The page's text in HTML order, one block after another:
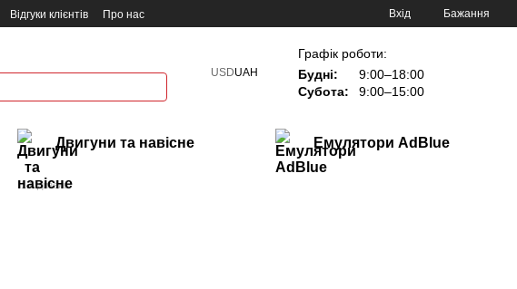
Відгуки клієнтів Про нас Вхід Бажання
USDUAH
Графік роботи:
Будні:
9:00–18:00
Субота:
9:00–15:00
Двигуни та навісне Емулятори AdBlue
1.6 дизель